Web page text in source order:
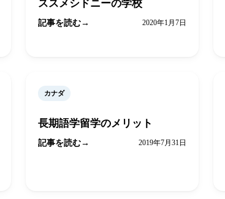
ススメシドニーの学校
記事を読む 2020年1月7日
カナダ
長期語学留学のメリット
記事を読む 2019年7月31日